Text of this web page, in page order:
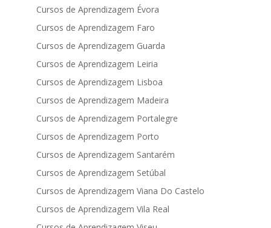
Cursos de Aprendizagem Évora
Cursos de Aprendizagem Faro
Cursos de Aprendizagem Guarda
Cursos de Aprendizagem Leiria
Cursos de Aprendizagem Lisboa
Cursos de Aprendizagem Madeira
Cursos de Aprendizagem Portalegre
Cursos de Aprendizagem Porto
Cursos de Aprendizagem Santarém
Cursos de Aprendizagem Setúbal
Cursos de Aprendizagem Viana Do Castelo
Cursos de Aprendizagem Vila Real